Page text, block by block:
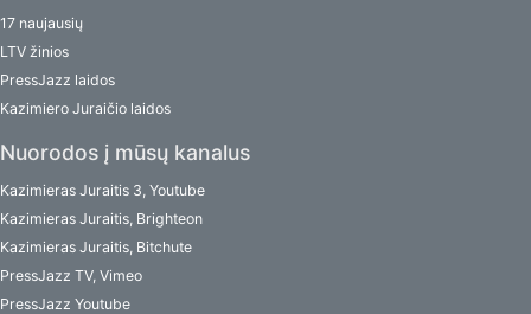
17 naujausių
LTV žinios
PressJazz laidos
Kazimiero Juraičio laidos
Nuorodos į mūsų kanalus
Kazimieras Juraitis 3, Youtube
Kazimieras Juraitis, Brighteon
Kazimieras Juraitis, Bitchute
PressJazz TV, Vimeo
PressJazz Youtube